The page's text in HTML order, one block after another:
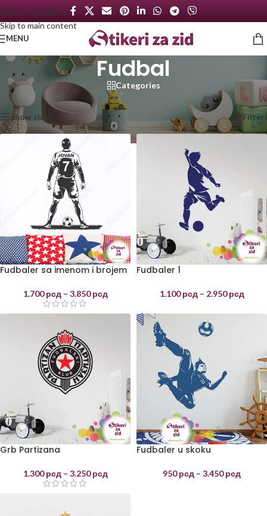
Skip to navigation
Skip to main content
MENU
Fudbal
Categories
Početna
Sport Prikazano je svih 5 rezultata
Show sidebar Filteri
Fudbaler sa imenom i brojem
1.700рсд – 3.850рсд
Fudbaler 1
1.100рсд – 2.950рсд
Grb Partizana
1.300рсд – 3.250рсд
Fudbaler u skoku
950рсд – 3.450рсд